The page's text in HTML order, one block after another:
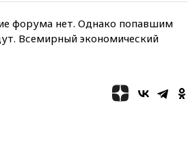
вчера, 20:30
Лидию Невзорову
заочно арестовали по делу о
Суд США
постановил остановить
форума нет. Однако попавшим
Всемирный экономический